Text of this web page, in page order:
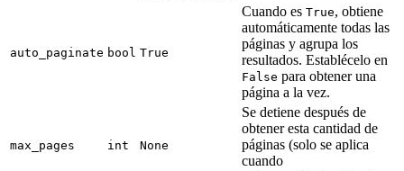
auto_paginate bool True
Cuando es True, obtiene
automáticamente todas las
páginas y agrupa los
resultados. Establécelo en
False para obtener una
página a la vez.
max_pages int None
Se detiene después de
obtener esta cantidad de
páginas (solo se aplica
cuando